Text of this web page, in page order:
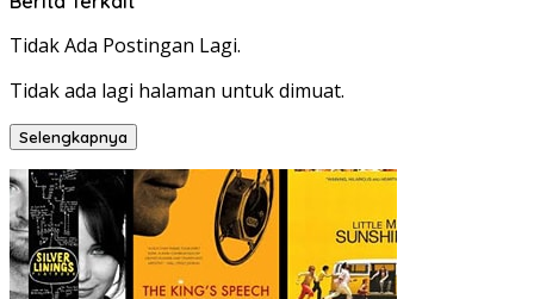
Tidak Ada Postingan Lagi.
Tidak ada lagi halaman untuk dimuat.
Selengkapnya